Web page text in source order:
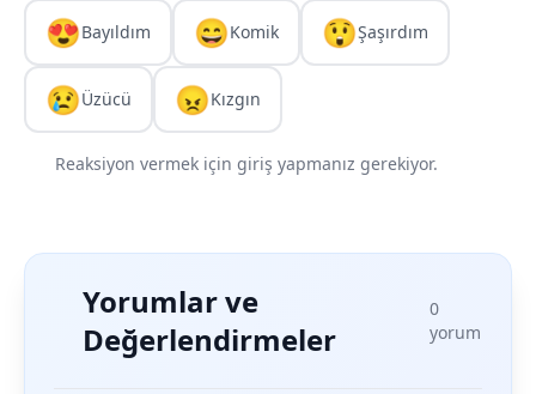
😍Bayıldım 😄Komik 😲Şaşırdım
😢Üzücü 😠Kızgın
Reaksiyon vermek için giriş yapmanız gerekiyor.
Yorumlar ve
Değerlendirmeler
0
yorum